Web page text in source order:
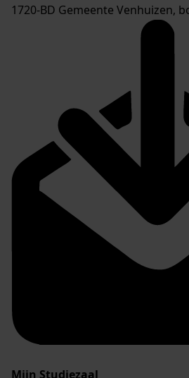
1720-BD Gemeente Venhuizen,
Mijn Studiezaal